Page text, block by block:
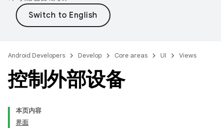
Android Developers Develop Core areas UI Views
控制外部设备
本页内容
界面